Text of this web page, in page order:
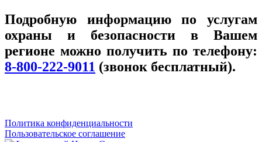
Подробную информацию по услугам
охраны и безопасности в Вашем
регионе можно получить по телефону:
8-800-222-9011 (звонок бесплатный).
Политика конфиденциальности
Пользовательское соглашение